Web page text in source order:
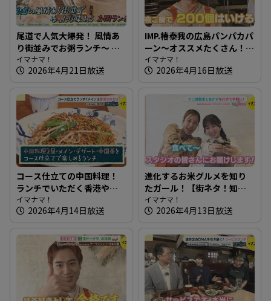
尾道で人気大爆発！ 風情あ
り街並みでお粥ランチ～ 小
料理屋 実【たまにはそとラ
ンチ】
イマナマ！
2026年4月21日放送
IMP.椿泰我の広島パンパカパ
ーン～オススメたくさん！
完売必至の映えるパン屋さ
ん
イマナマ！
2026年4月16日放送
コース仕立ての中国料理！
ランチでいただく香港やき
そば～犀の角【たまにはそ
とランチ】
イマナマ！
2026年4月14日放送
進化するお米グルメを知り
たガール！【街ネタ！知り
たガール】
イマナマ！
2026年4月13日放送